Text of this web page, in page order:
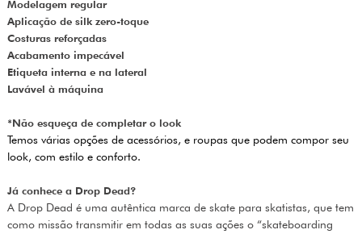
Modelagem regular
Aplicação de silk zero-toque
Costuras reforçadas
Acabamento impecável
Etiqueta interna e na lateral
Lavável à máquina
*Não esqueça de completar o look
Temos várias opções de acessórios, e roupas que podem compor seu
look, com estilo e conforto.
Já conhece a Drop Dead?
A Drop Dead é uma autêntica marca de skate para skatistas, que tem
como missão transmitir em todas as suas ações o “skateboarding